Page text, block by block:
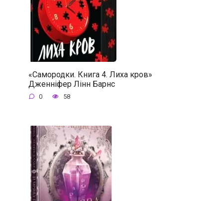
«Самородки. Книга 4. Лиха кров»
Дженніфер Лінн Барнс
0 58